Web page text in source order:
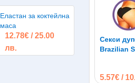
Еластан за коктейлна
маса
12.78€ / 25.00
лв.
Секси
Brazilian
5.57€ /